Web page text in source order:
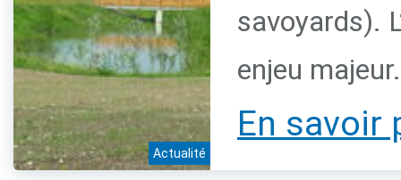
Actualité
savoyards).
enjeu majeur.
En savoir